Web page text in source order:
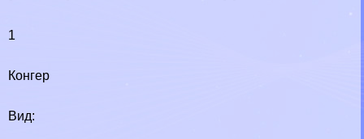
1
Конгер
Вид: